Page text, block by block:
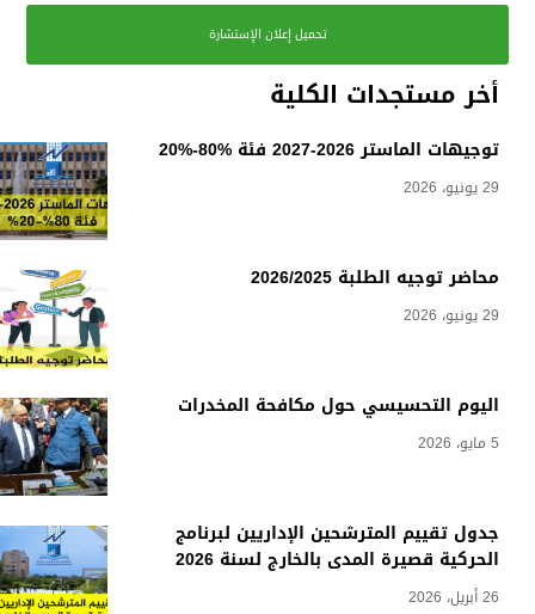
أخر مستجدات الكلية
توجيهات الماستر 2026-2027 فئة %80-%20
29 يونيو، 2026
محاضر توجيه الطلبة 2026/2025
29 يونيو، 2026
اليوم التحسيسي حول مكافحة المخدرات
5 مايو، 2026
جدول تقييم المترشحين الإداريين لبرنامج
الحركية قصيرة المدى بالخارج لسنة 2026
26 أبريل، 2026
تحميل إعلان الإستشارة